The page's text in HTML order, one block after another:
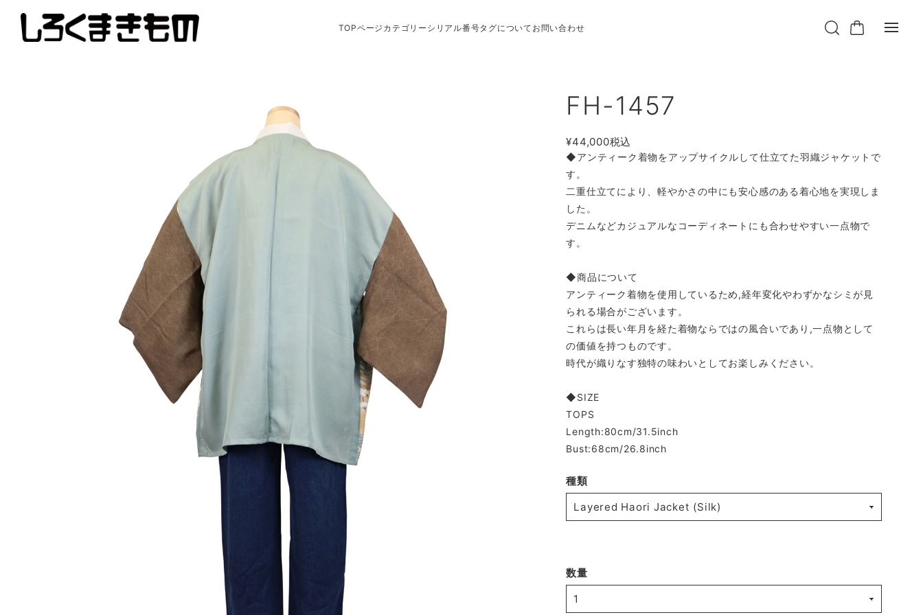
TOPページ カテゴリー シリアル番号タグについて お問い合わせ
FH-1457
¥44,000税込
◆アンティーク着物をアップサイクルして仕立てた羽織ジャケットで
す。
二重仕立てにより、軽やかさの中にも安心感のある着心地を実現しま
した。
デニムなどカジュアルなコーディネートにも合わせやすい一点物で
す。
◆商品について
アンティーク着物を使用しているため,経年変化やわずかなシミが見
られる場合がございます。
これらは長い年月を経た着物ならではの風合いであり,一点物として
の価値を持つものです。
時代が織りなす独特の味わいとしてお楽しみください。
◆SIZE
TOPS
Length:80cm/31.5inch
Bust:68cm/26.8inch
種類
数量